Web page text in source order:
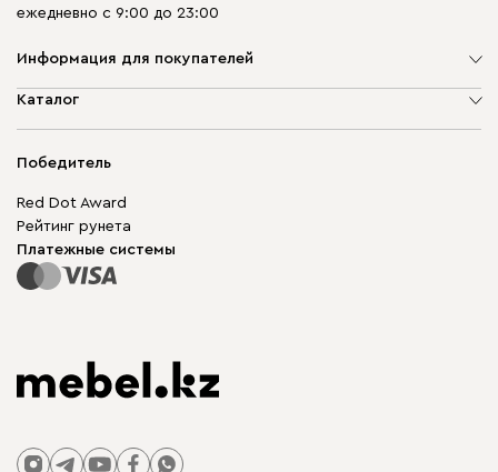
ежедневно с 9:00 до 23:00
Информация для покупателей
О компании
Гарантия
Для бизнеса
Карта сайта
Каталог
Корпусная мебель
Модульная мебель
Столы и стулья
Победитель
Red Dot Award
Рейтинг рунета
Платежные системы